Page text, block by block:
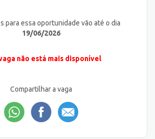
para essa oportunidade vão até o dia
19/06/2026
não está mais disponível
Compartilhar a vaga